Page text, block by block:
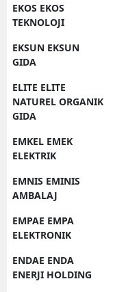
EKOS EKOS
TEKNOLOJI
EKSUN EKSUN
GIDA
ELITE ELITE
NATUREL ORGANIK
GIDA
EMKEL EMEK
ELEKTRIK
EMNIS EMINIS
AMBALAJ
EMPAE EMPA
ELEKTRONIK
ENDAE ENDA
ENERJI HOLDING